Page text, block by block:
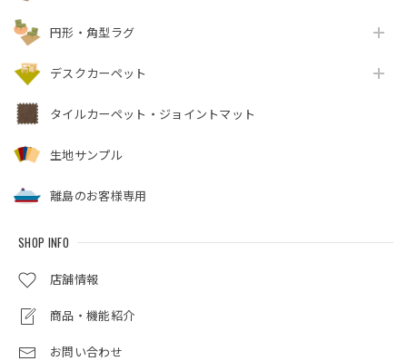
円形・角型ラグ
デスクカーペット
タイルカーペット・ジョイントマット
生地サンプル
離島のお客様専用
SHOP INFO
店舗情報
商品・機能紹介
お問い合わせ